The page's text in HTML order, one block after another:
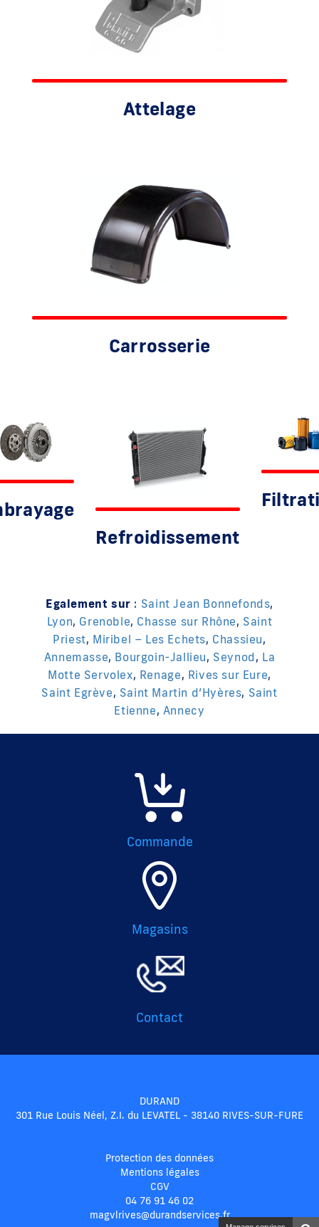
Attelage
Carrosserie
Refroidissement
Egalement sur : Saint Jean Bonnefonds,
Lyon, Grenoble, Chasse sur Rhône, Saint
Priest, Miribel – Les Echets, Chassieu,
Annemasse, Bourgoin-Jallieu, Seynod, La
Motte Servolex, Renage, Rives sur Eure,
Saint Egrève, Saint Martin d’Hyères, Saint
Etienne, Annecy
Commande
Magasins
Contact
DURAND
301 Rue Louis Néel, Z.I. du LEVATEL - 38140 RIVES-SUR-FURE
Protection des données
Mentions légales
CGV
04 76 91 46 02
magvlrives@durandservices.fr